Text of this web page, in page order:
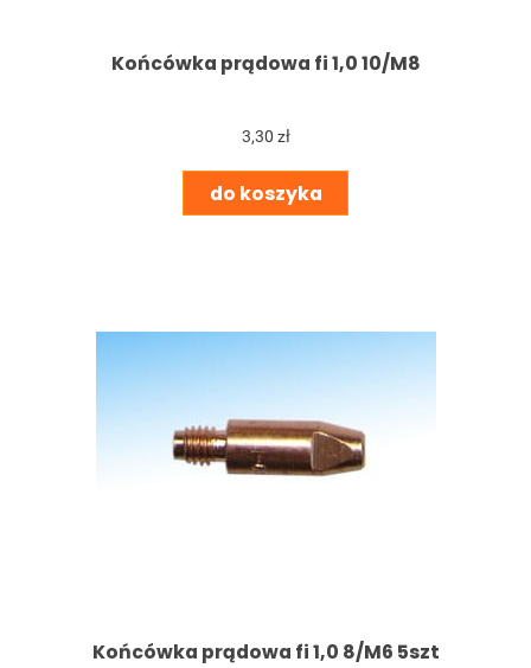
Końcówka prądowa fi 1,0 10/M8
3,30 zł
do koszyka
Końcówka prądowa fi 1,0 8/M6 5szt